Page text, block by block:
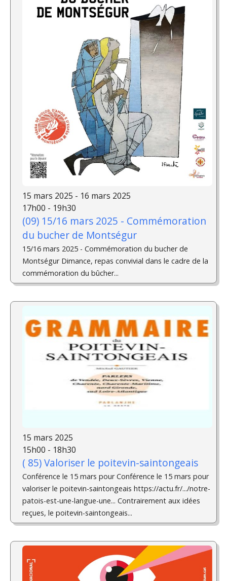
15 mars 2025 - 16 mars 2025
17h00 - 19h30
(09) 15/16 mars 2025 - Commémoration
du bucher de Montségur
15/16 mars 2025 - Commémoration du bucher de
Montségur Dimance, repas convivial dans le cadre de la
commémoration du bûcher...
15 mars 2025
15h00 - 18h30
( 85) Valoriser le poitevin-saintongeais
Conférence le 15 mars pour Conférence le 15 mars pour
valoriser le poitevin-saintongeais https://actu.fr/.../notre-
patois-est-une-langue-une... Contrairement aux idées
reçues, le poitevin-saintongeais...